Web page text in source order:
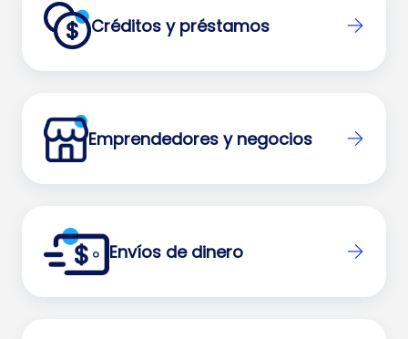
Créditos y préstamos
Emprendedores y negocios
Envíos de dinero